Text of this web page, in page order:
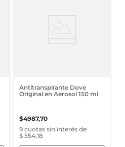
Antitranspirante Dove
Original en Aerosol 150 ml
$4987,70
9 cuotas sin interés de
$ 554,18